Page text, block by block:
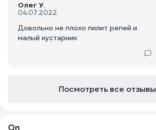
Олег У.
04.07.2022
Довольно не плохо пилит репей и
малый кустарник
Посмотреть все отзывы
On